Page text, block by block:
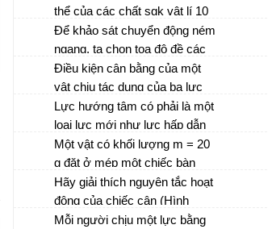
thể của các chất sgk vật lí 10
trang 210
Để khảo sát chuyển động ném
ngang, ta chọn tọa độ đề các
như thế nào là thích hợp nhất?
Nêu cách phân tích chuyển
động ném ngang
Điều kiện cân bằng của một
vật chịu tác dụng của ba lực
không song song là gì?
Lực hướng tâm có phải là một
loại lực mới như lực hấp dẫn
không?
Một vật có khối lượng m = 20
g đặt ở mép một chiếc bàn
quay. Hỏi phải quay bàn với
tần số vòng lớn nhất là bao
nhiêu để vật không bị văng ra
Hãy giải thích nguyên tắc hoạt
động của chiếc cân (Hình
18.7)
Mỗi người chịu một lực bằng